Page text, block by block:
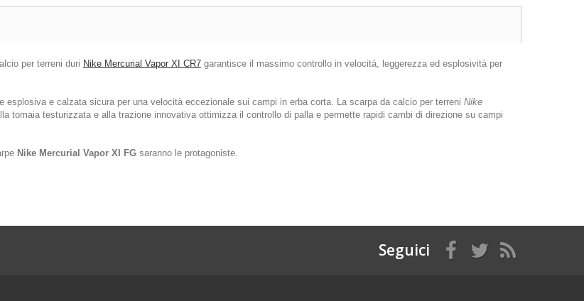
per terreni duri Nike Mercurial Vapor XI CR7 garantisce il massimo controllo in velocità, leggerezza ed esplosività per
esplosiva e calzata sicura per una velocità eccezionale sui campi in erba corta. La scarpa da calcio per terreni Nike
tomaia testurizzata e alla trazione innovativa ottimizza il controllo di palla e permette rapidi cambi di direzione su campi
Nike Mercurial Vapor XI FG saranno le protagoniste.
Seguici